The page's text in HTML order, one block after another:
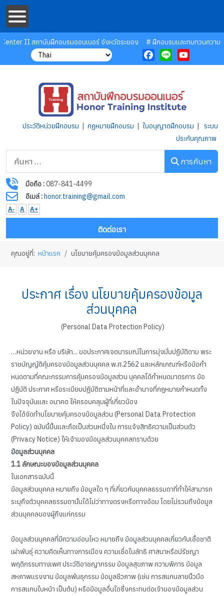
II สถาบันฝึกอบรมออนเนอร์ จังหวัดระยอง # ฝึกอบรมและทบทวนความรู้
Facebook
Line YouTube
ประวัติหน่วยฝึกอบรม | กฏหมายฝึกอบรม | ใบอนุญาตฝึกอบรม |
ระบบ
ประกันคุณภาพ
การค้นหา
มือถือ :087-841-4499
อีเมล์ :honor.training@gmail.com
A- A A+
ติดต่อเรา
คุณอยู่ที่:หน้าแรก นโยบายคุ้มครองข้อมูลส่วนบุคคล
ประกาศ เรื่อง นโยบายคุ้มครองข้อมูล
ส่วนบุคคล
(Personal Data Protection Policy)
…หน่วยงาน หรือ บริษัท... ขอประกาศเจตนารมณ์ในการมุ่งมั่นปฏิบัติตาม พระ
ราชบัญญัติคุ้มครองข้อมูลส่วนบุคคล พ.ศ.2562 และหลักเกณฑ์หรือข้อกํา
หนดตามที่คณะกรรมการคุ้มครองข้อมูลส่วน บุคคลได้กําหนดมาตรการ ข้อ
ปฏิบัติ ประกาศ หรือระเบียบปฏิบัติตามหน้าที่และอํานาจที่กฎหมายกําหนดทั้ง
ในปัจจุบันและ อนาคต ให้ครอบคลุมผู้ที่เกี่ยวข้อง
จึงได้จัดทํานโยบายคุ้มครองข้อมูลส่วน (Personal Data Protection
Policy) ฉบับนี้ขึ้นและถือเป็นส่วนหนึ่งใน การแจ้งสิทธิความเป็นส่วนตัว
(Privacy Notice) ให้เจ้าของข้อมูลส่วนบุคคลทราบด้วย
ข้อมูลส่วนบุคคล
1.1 ลักษณะของข้อมูลส่วนบุคคล
ในเอกสารฉบับนี้
ข้อมูลส่วนบุคคล หมายถึง ข้อมูลใด ๆ ที่เกี่ยวกับบุคคลธรรมดาที่ทำให้สามารถ
ระบุถึงตัวบุคคลธรรมดานั้นได้ไม่ว่าทางตรงหรือทางอ้อม โดยไม่รวมถึงข้อมูล
ส่วนบุคคลของผู้ถึงแก่กรรม
ข้อมูลส่วนบุคคลที่มีความอ่อนไหว หมายถึง ข้อมูลส่วนบุคคลเกี่ยวกับเชื้อชาติ
เผ่าพันธุ์ ความคิดเห็นทางการเมือง ความเชื่อในลัทธิ ศาสนาหรือปรัชญา
พฤติกรรมทางเพศ ประวัติอาชญากรรม ข้อมูลสุขภาพ ความพิการ ข้อมูล
สหภาพแรงงาน ข้อมูลพันธุกรรม ข้อมูลชีวภาพ (เช่น การสแกนลายนิ้วมือ
การสแกนใบหน้า เป็นต้น) หรือข้อมูลอื่นใดซึ่งกระทบต่อเจ้าของข้อมูลส่วน